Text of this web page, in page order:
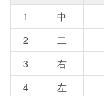
1
中
2
二
3
右
4
左